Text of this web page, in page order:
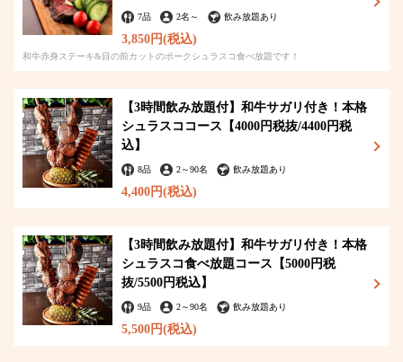
7品 2名 ～ 飲み放題あり
3,850円(税込)
和牛赤身ステーキ&目の前カットのポークシュラスコ食べ放題です！
【3時間飲み放題付】和牛サガリ付き！本格
シュラスココース【4000円税抜/4400円税
込】
8品 2～90名 飲み放題あり
4,400円(税込)
【3時間飲み放題付】和牛サガリ付き！本格
シュラスコ食べ放題コース【5000円税
抜/5500円税込】
9品 2～90名 飲み放題あり
5,500円(税込)
この店舗情報をシェアする
【バースデー＆記念日特典】デザートプレートプレゼント♪
サプライズにおすすめ☆ | 本格シュラスコ&新鮮お野菜食べ